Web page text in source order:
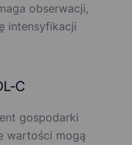
obserwacji,
intensyfikacji
C
gospodarki
wartości mogą